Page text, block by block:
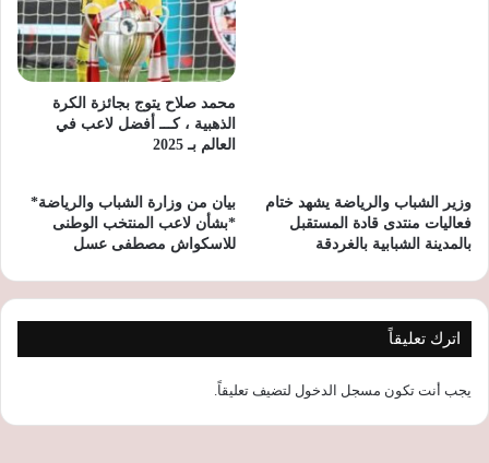
محمد صلاح يتوج بجائزة الكرة
الذهبية ، كـــ أفضل لاعب في
العالم بـ 2025
وزير الشباب والرياضة يشهد ختام
فعاليات منتدى قادة المستقبل
بالمدينة الشبابية بالغردقة
بيان من وزارة الشباب والرياضة*
*بشأن لاعب المنتخب الوطنى
للاسكواش مصطفى عسل
اترك تعليقاً
يجب أنت تكون مسجل الدخول لتضيف تعليقاً.